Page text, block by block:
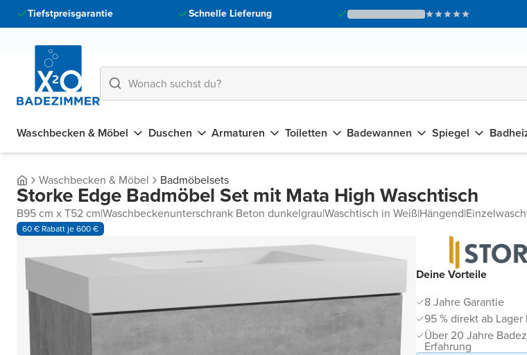
Tiefstpreisgarantie Schnelle Lieferung
Waschbecken & Möbel Duschen Armaturen Toiletten Badewannen Spiegel
Waschbecken & Möbel Badmöbelsets
Storke Edge Badmöbel Set mit Mata High Waschtisch
B95 cm x T52 cm|Waschbeckenunterschrank Beton dunkelgrau|Waschtisch in Weiß|Hängend|
60 € Rabatt je 600 €
Deine Vorteile
8 Jahre Garantie
95 % direkt ab
Über 20 Jahre
Erfahrung